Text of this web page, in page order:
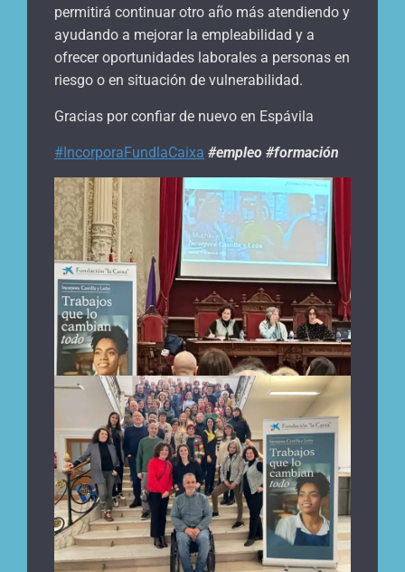
permitirá continuar otro año más atendiendo y
ayudando a mejorar la empleabilidad y a
ofrecer oportunidades laborales a personas en
riesgo o en situación de vulnerabilidad.
Gracias por confiar de nuevo en Espávila
#IncorporaFundlaCaixa #empleo #formación